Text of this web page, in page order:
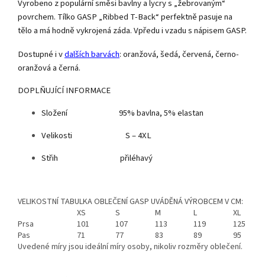
Vyrobeno z populární směsi bavlny a lycry s „žebrovaným“
povrchem. Tílko GASP „Ribbed T-Back“ perfektně pasuje na
tělo a má hodně vykrojená záda. Vpředu i vzadu s nápisem GASP.
Dostupné i vdalších barvách: oranžová, šedá, červená, černo-
oranžová a černá.
DOPLŇUJÍCÍ INFORMACE
Složení 95% bavlna, 5% elastan
Velikosti S – 4XL
Střih přiléhavý
VELIKOSTNÍ TABULKA OBLEČENÍ GASP UVÁDĚNÁ VÝROBCEM V CM:
XS
S M L
XL
Prsa
101 107 113 119
125
Pas
71 77 83 89
95
Uvedené míry jsou ideální míry osoby, nikoliv rozměry oblečení.